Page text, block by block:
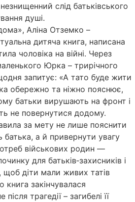
слід батьківського
душі.
Аліна Отземко –
дитяча книга, написана
чоловіка на війні. Через
Юрка – трирічного
запитує: «А тато буде жити
обережно та ніжно пояснює,
батьки вирушають на фронт і
не повернутися додому.
за мету не лише пояснити
батька, а й привернути увагу
військових родин —
для батьків‑захисників і
щоб діти мали живих татів
книга закінчувалася
трагедії – загибелі її